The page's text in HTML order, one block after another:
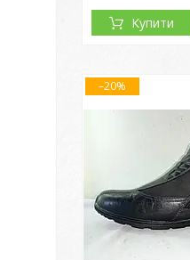
Купити
–20%